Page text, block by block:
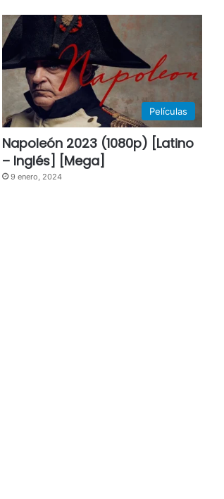
Películas
Napoleón 2023 (1080p) [Latino
– Inglés] [Mega]
9 enero, 2024